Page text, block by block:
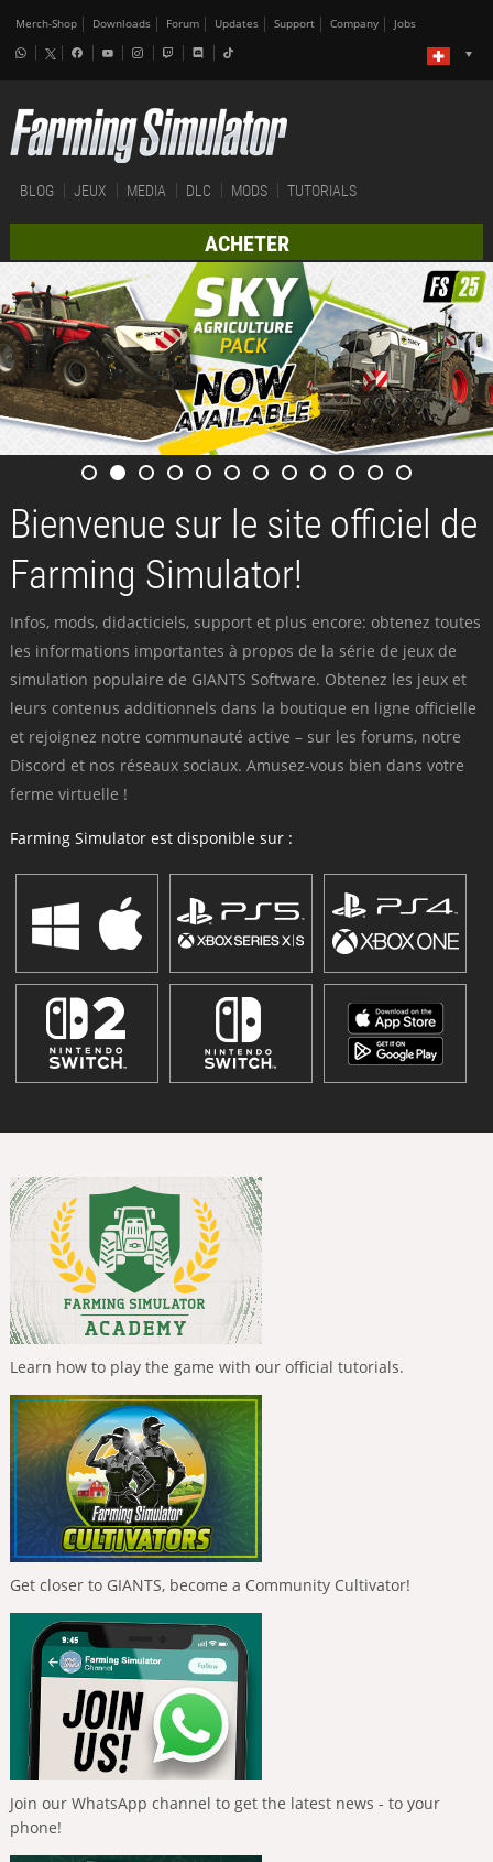
Merch-Shop Downloads Forum Updates Support Company Jobs
BLOG JEUX MEDIA DLC MODS TUTORIALS
ACHETER
Bienvenue sur le site officiel de
Farming Simulator!
Infos, mods, didacticiels, support et plus encore: obtenez toutes
les informations importantes à propos de la série de jeux de
simulation populaire de GIANTS Software. Obtenez les jeux et
leurs contenus additionnels dans la boutique en ligne officielle
et rejoignez notre communauté active – sur les forums, notre
Discord et nos réseaux sociaux. Amusez-vous bien dans votre
ferme virtuelle !
Farming Simulator est disponible sur :
Learn how to play the game with our official tutorials.
Get closer to GIANTS, become a Community Cultivator!
Join our WhatsApp channel to get the latest news - to your
phone!